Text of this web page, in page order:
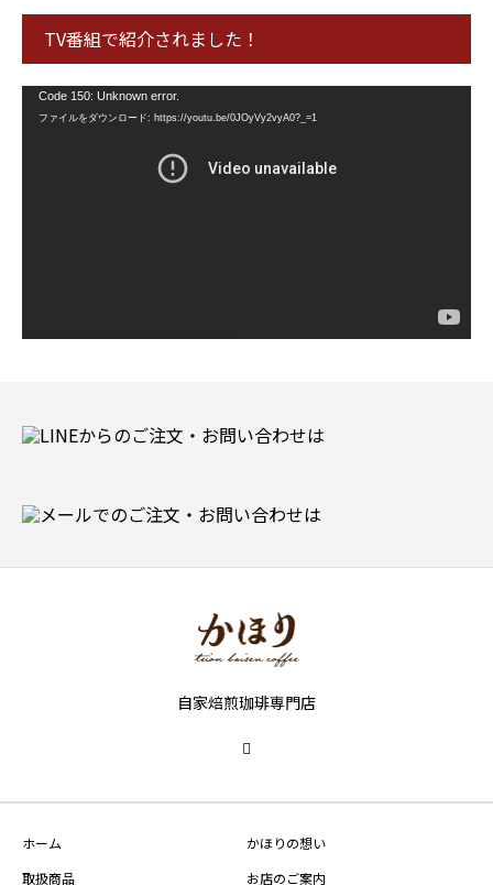
TV番組で紹介されました！
Code 150: Unknown error.
ファイルをダウンロード: https://youtu.be/0JOyVy2vyA0?_=1
自家焙煎珈琲専門店
ホーム
かほりの想い
取扱商品
お店のご案内